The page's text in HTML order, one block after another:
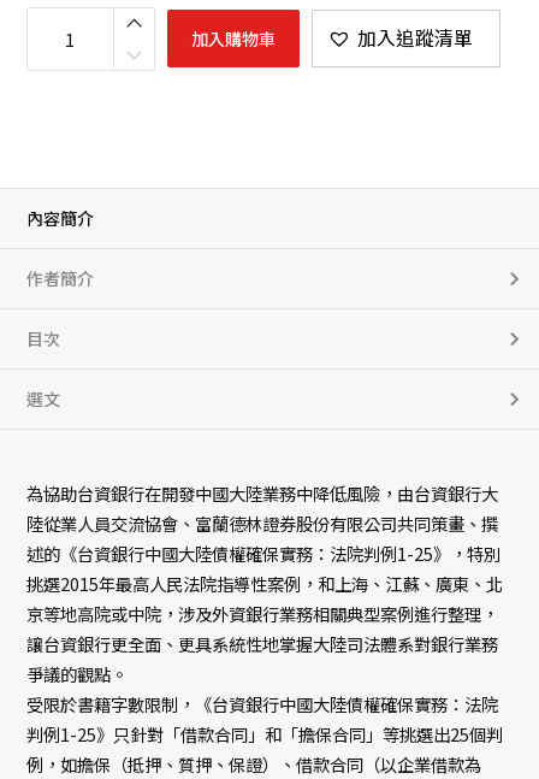
台
行
確
實
務
法
院
1
-
數
加入購物車 加入追蹤清單
內容簡介
作者簡介
目次
選文
為協助台資銀行在開發中國大陸業務中降低風險，由台資銀行大
陸從業人員交流協會、富蘭德林證券股份有限公司共同策畫、撰
述的《台資銀行中國大陸債權確保實務：法院判例1-25》，特別
挑選2015年最高人民法院指導性案例，和上海、江蘇、廣東、北
京等地高院或中院，涉及外資銀行業務相關典型案例進行整理，
讓台資銀行更全面、更具系統性地掌握大陸司法體系對銀行業務
爭議的觀點。
受限於書籍字數限制，《台資銀行中國大陸債權確保實務：法院
判例1-25》只針對「借款合同」和「擔保合同」等挑選出25個判
例，如擔保（抵押、質押、保證）、借款合同（以企業借款為